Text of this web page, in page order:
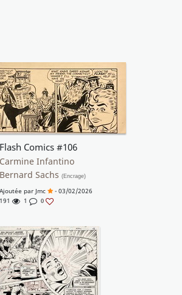
Flash Comics #106
Carmine Infantino
Bernard Sachs (Encrage)
Ajoutée par Jmc
- 03/02/2026
191
1 0